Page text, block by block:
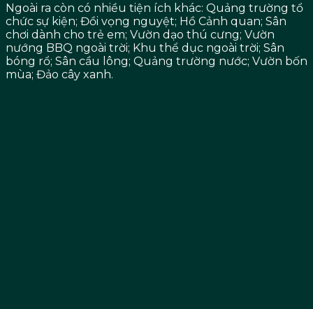
Ngoài ra còn có nhiều tiện ích khác: Quảng trường tổ
chức sự kiện; Đồi vọng nguyệt; Hồ Cảnh quan; Sân
chơi dành cho trẻ em; Vườn dạo thú cưng; Vườn
nướng BBQ ngoài trời; Khu thể dục ngoài trời; Sân
bóng rổ; Sân cầu lông; Quảng trường nước; Vườn bốn
mùa; Đảo cây xanh.